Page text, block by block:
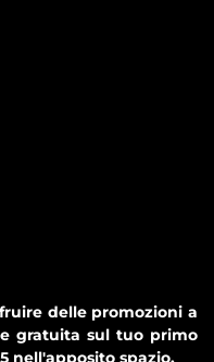
delle promozioni a
gratuita sul tuo primo
nell'apposito spazio.